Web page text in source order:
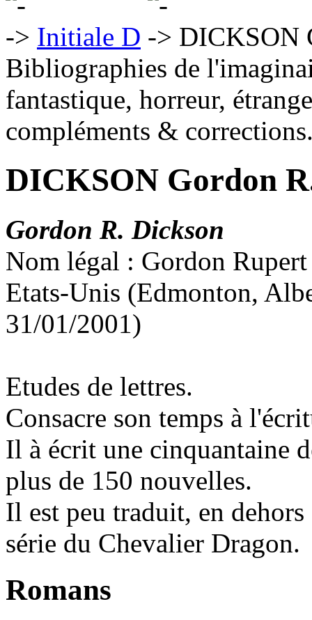
Initiale D
DICKSON
Bibliographies de
fantastique, horreur,
compléments &
DICKSON Gordon
Gordon R. Dickson
Nom légal : Gordon
Etats-Unis (Edmonton,
31/01/2001)
Etudes de lettres.
Consacre son temps à
Il à écrit une cinquantaine
plus de 150 nouvelles.
Il est peu traduit, en
série du Chevalier Dragon.
Romans